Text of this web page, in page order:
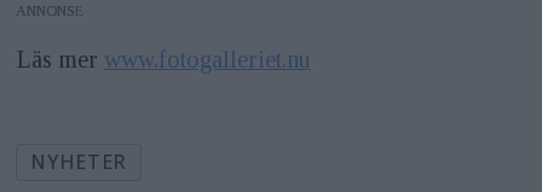
ANNONS
Läs mer www.fotogalleriet.nu
NYHETER